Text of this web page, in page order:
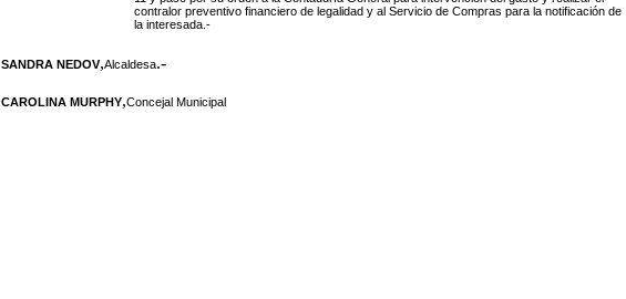
contralor preventivo financiero de legalidad y al Servicio de Compras para la notificación de
la interesada.-
SANDRA NEDOV,Alcaldesa.-
CAROLINA MURPHY,Concejal Municipal